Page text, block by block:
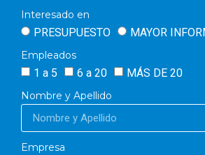
Interesado en
PRESUPUESTO MAYOR
Empleados
1 a 5 6 a 20 MÁS DE 20
Nombre y Apellido
Empresa